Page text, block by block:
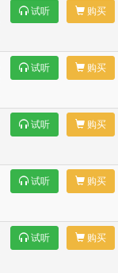
试听 购买
试听 购买
试听 购买
试听 购买
试听 购买